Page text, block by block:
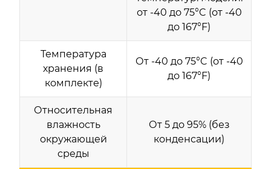
от -40 до 75°C (от -40
до 167°F)
Температура
хранения (в
комплекте)
От -40 до 75°C (от -40
до 167°F)
Относительная
влажность
окружающей
среды
От 5 до 95% (без
конденсации)